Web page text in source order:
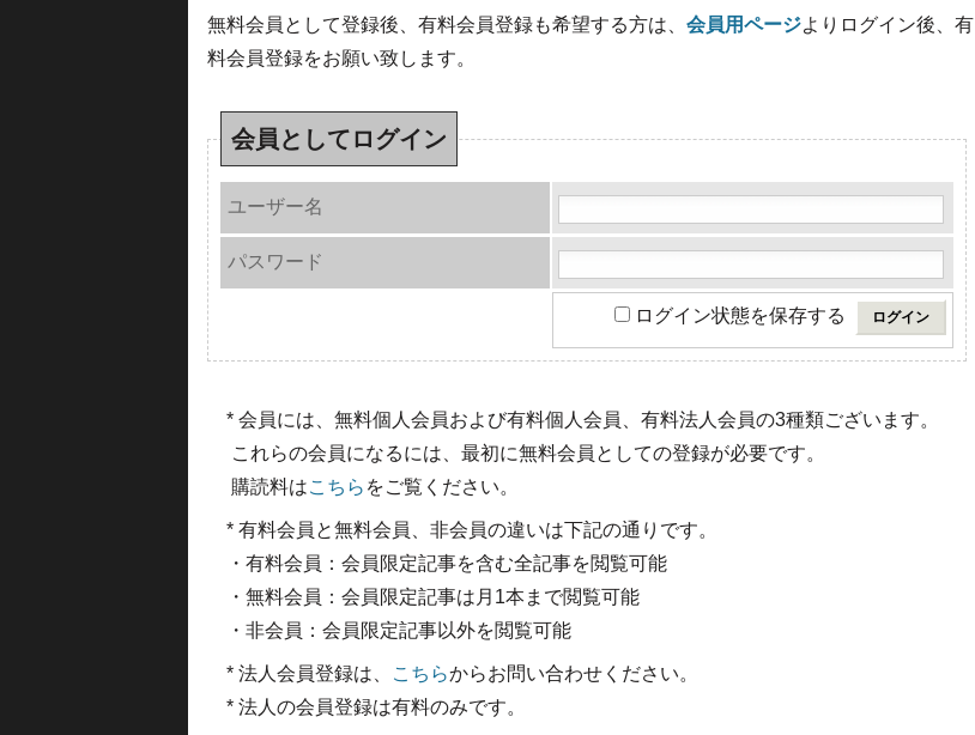
無料会員として登録後、有料会員登録も希望する方は、 会員用ページよりログイン後、有
料会員登録をお願い致します。
会員としてログイン
ユーザー名
パスワード
ログイン状態を保存する
* 会員には、無料個人会員および有料個人会員、有料法人会員の3種類ございます。
これらの会員になるには、最初に無料会員としての登録が必要です。
購読料はこちら をご覧ください。
* 有料会員と無料会員、非会員の違いは下記の通りです。
・有料会員：会員限定記事を含む全記事を閲覧可能
・無料会員：会員限定記事は月1本まで閲覧可能
・非会員：会員限定記事以外を閲覧可能
* 法人会員登録は、 こちらからお問い合わせください。
* 法人の会員登録は有料のみです。